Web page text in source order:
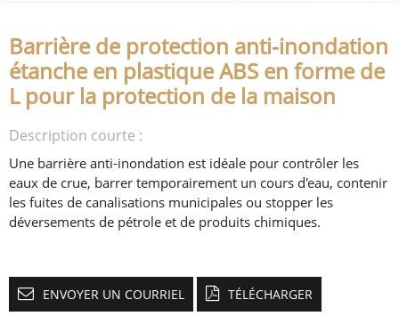
Barrière de protection anti-inondation
étanche en plastique ABS en forme de
L pour la protection de la maison
Description courte :
Une barrière anti-inondation est idéale pour contrôler les
eaux de crue, barrer temporairement un cours d'eau, contenir
les fuites de canalisations municipales ou stopper les
déversements de pétrole et de produits chimiques.
ENVOYER UN COURRIEL TÉLÉCHARGER